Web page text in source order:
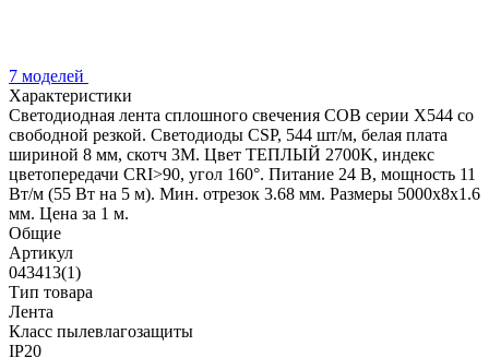
7 моделей
Характеристики
Светодиодная лента сплошного свечения COB серии X544 со
свободной резкой. Светодиоды CSP, 544 шт/м, белая плата
шириной 8 мм, скотч 3M. Цвет ТЕПЛЫЙ 2700K, индекс
цветопередачи CRI>90, угол 160°. Питание 24 В, мощность 11
Вт/м (55 Вт на 5 м). Мин. отрезок 3.68 мм. Размеры 5000х8х1.6
мм. Цена за 1 м.
Общие
Артикул
043413(1)
Тип товара
Лента
Класс пылевлагозащиты
IP20